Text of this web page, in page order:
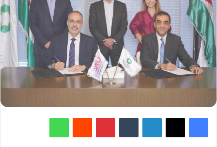
فيسبوك لينكدإن بينتيريست